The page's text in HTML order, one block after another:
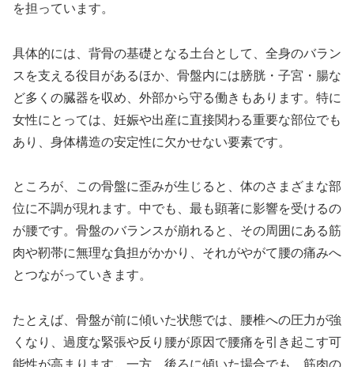
を担っています。
具体的には、背骨の基礎となる土台として、全身のバラン
スを支える役目があるほか、骨盤内には膀胱・子宮・腸な
ど多くの臓器を収め、外部から守る働きもあります。特に
女性にとっては、妊娠や出産に直接関わる重要な部位でも
あり、身体構造の安定性に欠かせない要素です。
ところが、この骨盤に歪みが生じると、体のさまざまな部
位に不調が現れます。中でも、最も顕著に影響を受けるの
が腰です。骨盤のバランスが崩れると、その周囲にある筋
肉や靭帯に無理な負担がかかり、それがやがて腰の痛みへ
とつながっていきます。
たとえば、骨盤が前に傾いた状態では、腰椎への圧力が強
くなり、過度な緊張や反り腰が原因で腰痛を引き起こす可